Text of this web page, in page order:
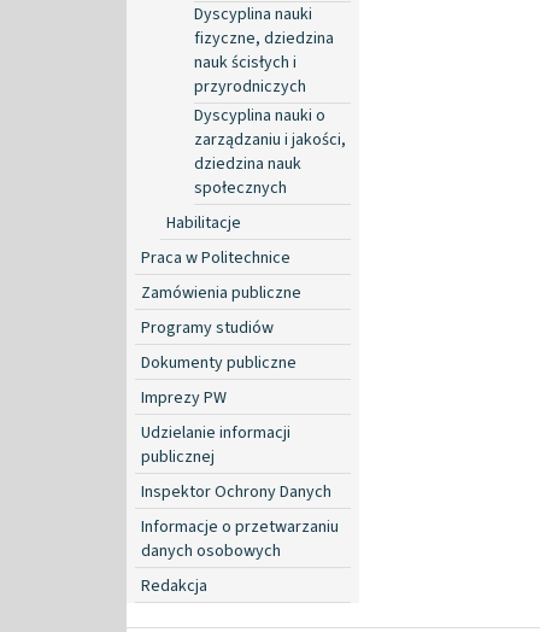
Dyscyplina nauki
fizyczne, dziedzina
nauk ścisłych i
przyrodniczych
Dyscyplina nauki o
zarządzaniu i jakości,
dziedzina nauk
społecznych
Habilitacje
Praca w Politechnice
Zamówienia publiczne
Programy studiów
Dokumenty publiczne
Imprezy PW
Udzielanie informacji
publicznej
Inspektor Ochrony Danych
Informacje o przetwarzaniu
danych osobowych
Redakcja